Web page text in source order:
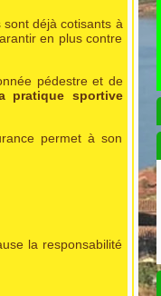
sont déjà cotisants à
en plus contre
pédestre et de
pratique sportive
permet à son
la responsabilité